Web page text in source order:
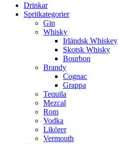
Drinkar
Spritkategorier
Gin
Whisky
Irländsk Whiskey
Skotsk Whisky
Bourbon
Brandy
Cognac
Grappa
Tequila
Mezcal
Rom
Vodka
Likörer
Vermouth